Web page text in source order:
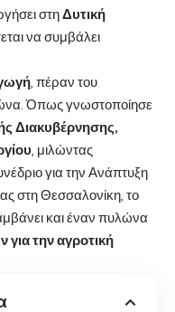
στηΔυτική
να συμβάλει
, πέραν του
Όπως γνωστοποίησε
Διακυβέρνησης,
, μιλώντας
για την Ανάπτυξη
στη Θεσσαλονίκη, το
και έναν πυλώνα
την αγροτική